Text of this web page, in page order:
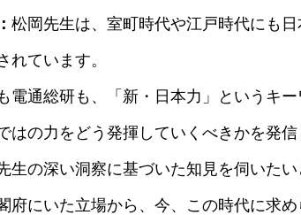
松岡先生は、室町時代や江戸時代にも
れています。
電通総研も、「新・日本力」というキ
はの力をどう発揮していくべきかを発信
生の深い洞察に基づいた知見を伺いた
府にいた立場から、今、この時代に求